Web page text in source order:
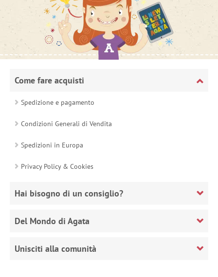
Come fare acquisti
Spedizione e pagamento
Condizioni Generali di Vendita
Spedizioni in Europa
Privacy Policy & Cookies
Hai bisogno di un consiglio?
Del Mondo di Agata
Unisciti alla comunità